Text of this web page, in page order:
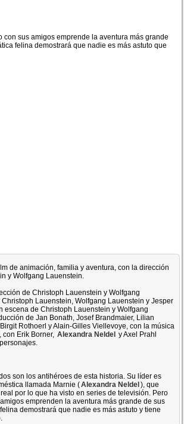
con sus amigos emprende la aventura más grande
felina demostrará que nadie es más astuto que
de animación, familia y aventura, con la dirección
y Wolfgang Lauenstein.
de Christoph Lauenstein y Wolfgang
Lauenstein, Wolfgang Lauenstein y Jesper
escena de Christoph Lauenstein y Wolfgang
de Jan Bonath, Josef Brandmaier, Lilian
Rothoerl y Alain-Gilles Viellevoye, con la música
con Erik Borner, Alexandra Neldel y Axel Prahl
son los antihéroes de esta historia. Su líder es
llamada Marnie (Alexandra Neldel), que
por lo que ha visto en series de televisión. Pero
emprenden la aventura más grande de sus
demostrará que nadie es más astuto y tiene